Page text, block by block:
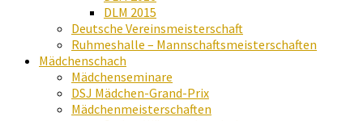
DLM 2015
Deutsche Vereinsmeisterschaft
Ruhmeshalle – Mannschaftsmeisterschaften
Mädchenschach
Mädchenseminare
DSJ Mädchen-Grand-Prix
Mädchenmeisterschaften